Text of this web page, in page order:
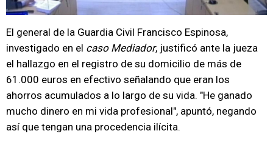
El general de la Guardia Civil Francisco Espinosa,
investigado en el caso Mediador, justificó ante la jueza
el hallazgo en el registro de su domicilio de más de
61.000 euros en efectivo señalando que eran los
ahorros acumulados a lo largo de su vida. "He ganado
mucho dinero en mi vida profesional", apuntó, negando
así que tengan una procedencia ilícita.